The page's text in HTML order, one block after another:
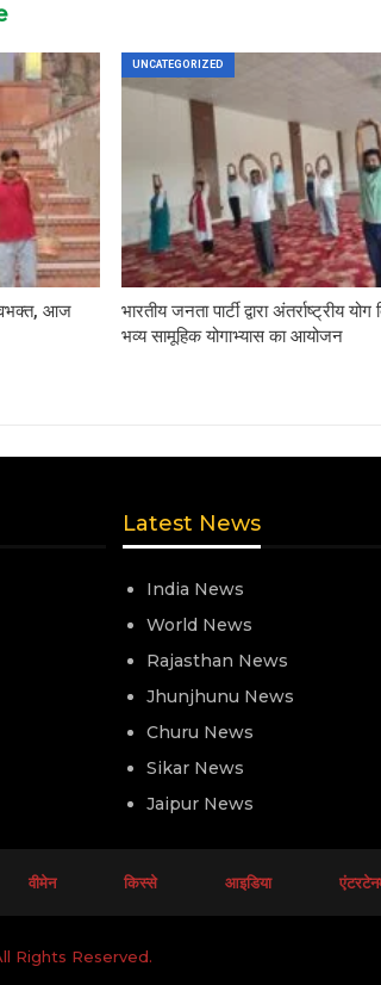
आज
UNCATEGORIZED
भारतीय जनता पार्टी द्वारा अंतर्राष्ट्रीय
भव्य सामूहिक योगाभ्यास का आयोजन
Latest News
India News
World News
Rajasthan News
Jhunjhunu News
Churu News
Sikar News
Jaipur News
वीमेन किस्से आइडिया
Rights Reserved.